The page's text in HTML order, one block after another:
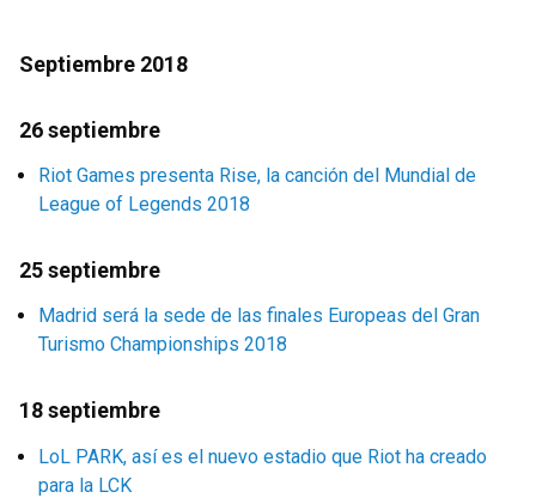
Septiembre 2018
26 septiembre
Riot Games presenta Rise, la canción del Mundial de
League of Legends 2018
25 septiembre
Madrid será la sede de las finales Europeas del Gran
Turismo Championships 2018
18 septiembre
LoL PARK, así es el nuevo estadio que Riot ha creado
para la LCK